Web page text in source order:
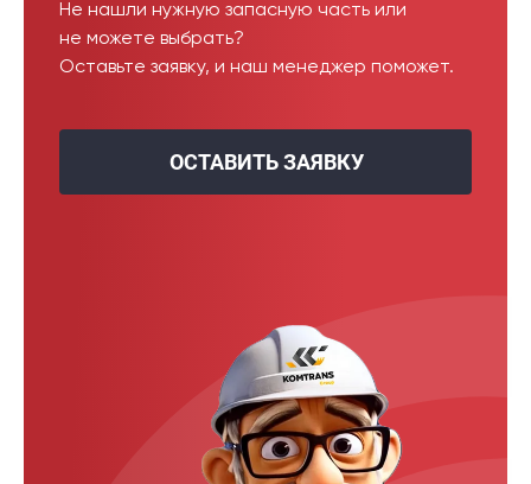
Не нашли нужную запасную часть или
не можете выбрать?
Оставьте заявку, и наш менеджер поможет.
ОСТАВИТЬ ЗАЯВКУ